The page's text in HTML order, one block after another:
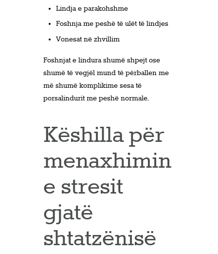
Lindja e parakohshme
Foshnja me peshë të ulët të lindjes
Vonesat në zhvillim
Foshnjat e lindura shumë shpejt ose
shumë të vegjël mund të përballen me
më shumë komplikime sesa të
porsalindurit me peshë normale.
Këshilla për
menaxhimin
e stresit
gjatë
shtatzënisë